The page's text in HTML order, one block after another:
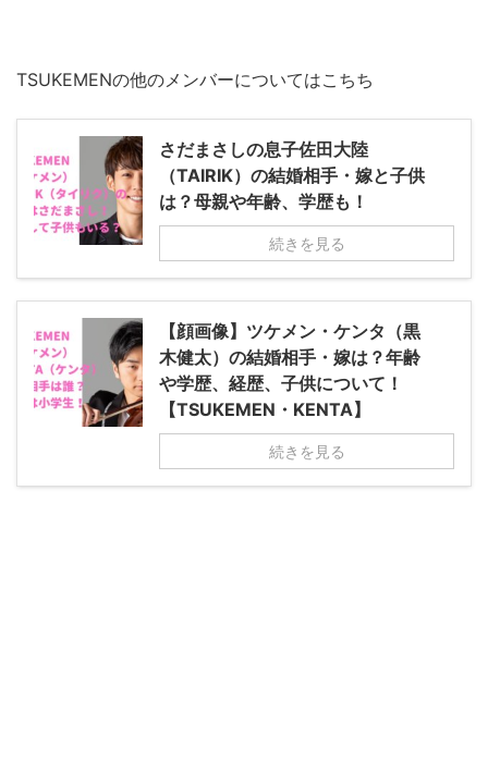
TSUKEMENの他のメンバーについてはこちち
さだまさしの息子佐田大陸
（TAIRIK）の結婚相手・嫁と子供
は？母親や年齢、学歴も！
続きを見る
【顔画像】ツケメン・ケンタ（黒
木健太）の結婚相手・嫁は？年齢
や学歴、経歴、子供について！
【TSUKEMEN・KENTA】
続きを見る